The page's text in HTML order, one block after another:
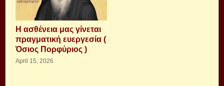
Η ασθένεια μας γίνεται
πραγματική ευεργεσία (
Όσιος Πορφύριος )
April 15, 2026